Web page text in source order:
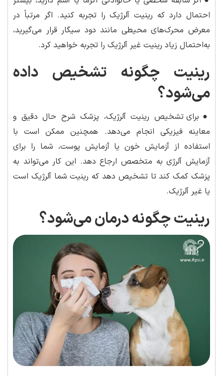
احتمال دارد که رینیت آلرژیک را تجربه کنید. اگر مرتباً در
معرض محرک‌های محیطی مانند دود سیگار قرار می‌گیرید،
به‌احتمال زیاد رینیت غیر آلرژیک را تجربه خواهید کرد.
رینیت چگونه تشخیص داده
می‌شود؟
● برای تشخیص رینیت آلرژیک، پزشک شرح حال دقیق و
معاینه فیزیکی انجام می‌دهد. همچنین ممکن است با
استفاده از آزمایش خون یا آزمایش پوست، شما را برای
آزمایش آلرژی به متخصص ارجاع دهد. این کار می‌تواند به
پزشک کمک کند تا تشخیص دهد که رینیت شما آلرژیک است
یا غیر آلرژیک.
رینیت چگونه درمان می‌شود؟